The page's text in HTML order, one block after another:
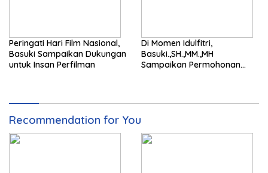
Peringati Hari Film Nasional,
Basuki Sampaikan Dukungan
untuk Insan Perfilman
Di Momen Idulfitri,
Basuki.,SH.,MM.,MH
Sampaikan Permohonan
Recommendation for You